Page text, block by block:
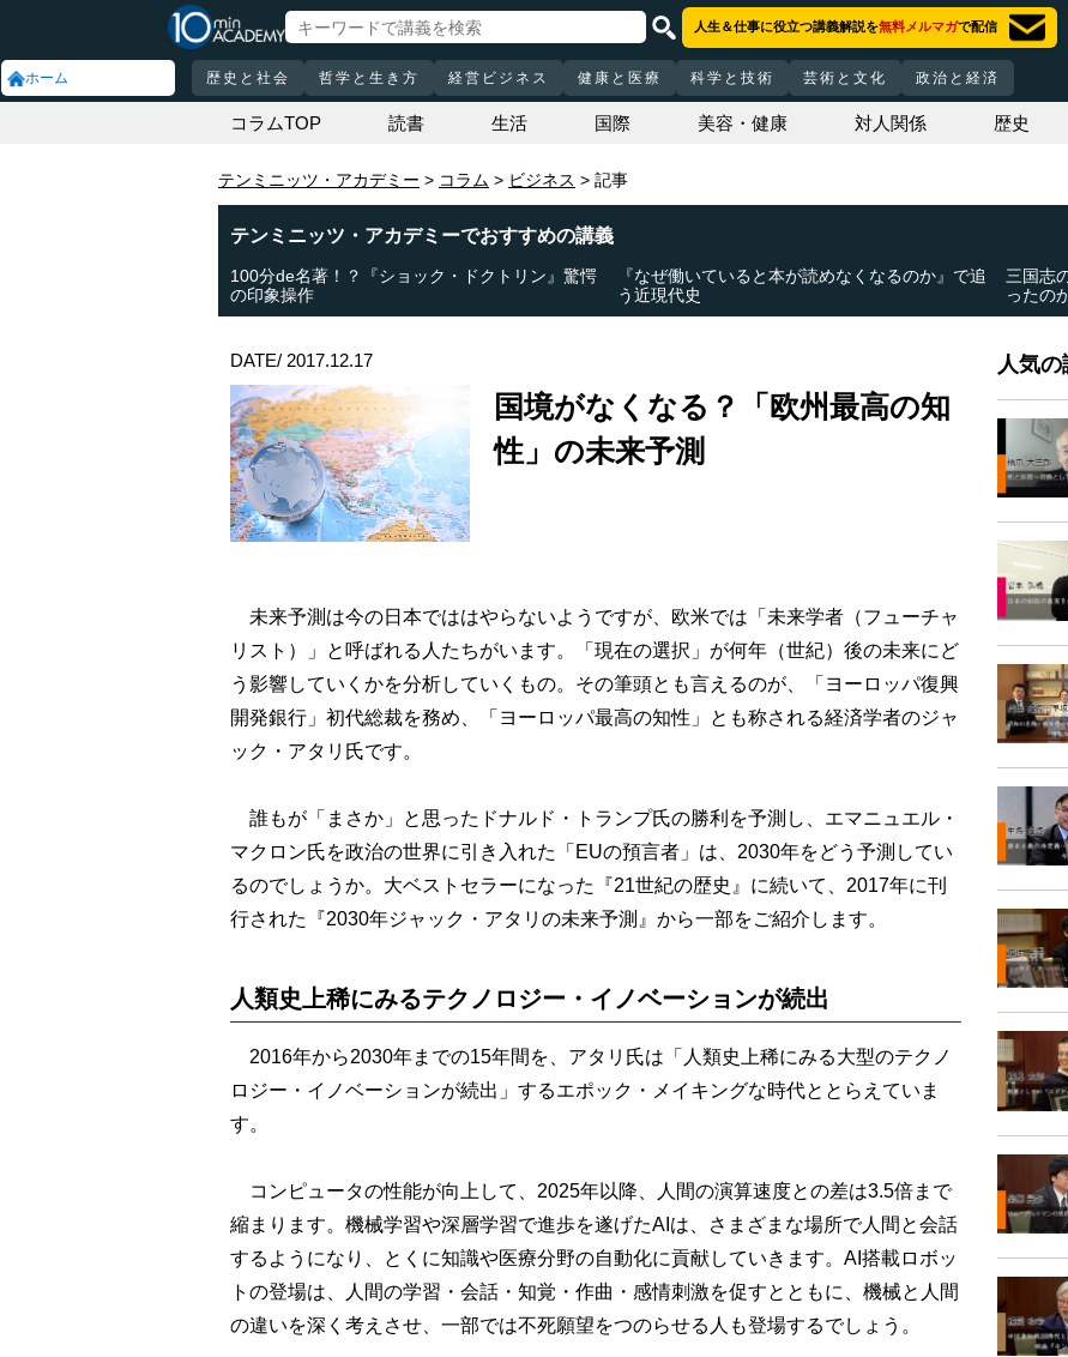
ホーム
人生＆仕事に役立つ講義解説を無料メルマガで配信
歴史と社会 哲学と生き方 経営ビジネス 健康と医療 科学と技術 芸術と文化 政治と経済
コラムTOP 読書 生活 国際 美容・健康 対人関係 歴史
テンミニッツ・アカデミー コラム ビジネス 記事
テンミニッツ・アカデミーでおすすめの講義
100分de名著！？『ショック・ドクトリン』驚愕
の印象操作
『なぜ働いていると本が読めなくなるのか』で追
う近現代史
三国志
ったの
DATE/ 2017.12.17
国境がなくなる？「欧州最高の知
性」の未来予測
未来予測は今の日本でははやらないようですが、欧米では「未来学者（フューチャ
リスト）」と呼ばれる人たちがいます。「現在の選択」が何年（世紀）後の未来にど
う影響していくかを分析していくもの。その筆頭とも言えるのが、「ヨーロッパ復興
開発銀行」初代総裁を務め、「ヨーロッパ最高の知性」とも称される経済学者のジャ
ック・アタリ氏です。
誰もが「まさか」と思ったドナルド・トランプ氏の勝利を予測し、エマニュエル・
マクロン氏を政治の世界に引き入れた「EUの預言者」は、2030年をどう予測してい
るのでしょうか。大ベストセラーになった『21世紀の歴史』に続いて、2017年に刊
行された『2030年ジャック・アタリの未来予測』から一部をご紹介します。
人類史上稀にみるテクノロジー・イノベーションが続出
2016年から2030年までの15年間を、アタリ氏は「人類史上稀にみる大型のテクノ
ロジー・イノベーションが続出」するエポック・メイキングな時代ととらえていま
す。
コンピュータの性能が向上して、2025年以降、人間の演算速度との差は3.5倍まで
縮まります。機械学習や深層学習で進歩を遂げたAIは、さまざまな場所で人間と会話
するようになり、とくに知識や医療分野の自動化に貢献していきます。AI搭載ロボッ
トの登場は、人間の学習・会話・知覚・作曲・感情刺激を促すとともに、機械と人間
の違いを深く考えさせ、一部では不死願望をつのらせる人も登場するでしょう。
人気